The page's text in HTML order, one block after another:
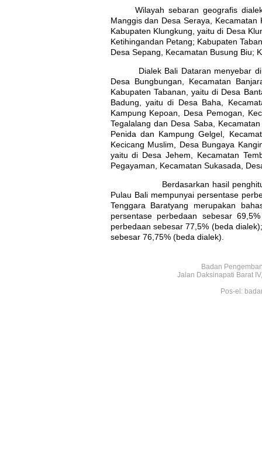
Wilayah sebaran geografis dialek
Manggis dan Desa Seraya,
Kabupaten Klungkung, yaitu di Desa
Ketihingandan Petang; Kabupaten
Desa Sepang, Kecamatan Busung Biu;
Dialek Bali Dataran menyebar
Desa Bungbungan, Kecamatan
Kabupaten Tabanan, yaitu di Desa
Badung, yaitu di Desa Baha,
Kampung Kepoan , Desa Pemogan,
Tegalalang dan Desa Saba,
Penida dan Kampung Gelgel,
Kecicang Muslim , Desa Bungaya
yaitu di Desa Jehem, Kecamatan
Pegayaman, Kecamatan Sukasada,
Berdasarkan hasil penghitungan
Pulau Bali mempunyai persentase
Tenggara Baratyang merupakan
persentase perbedaan sebesar
perbedaan sebesar 77,5% (beda
sebesar 76,75% (beda dialek).
Badan
Jalan Daksinapati Barat
Pos-el: